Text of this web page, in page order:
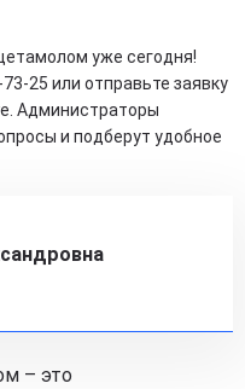
уже сегодня!
25 или отправьте заявку
Администраторы
и подберут удобное
– это